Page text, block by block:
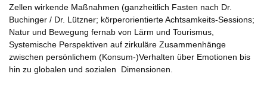
Zellen wirkende Maßnahmen (ganzheitlich Fasten nach Dr.
Buchinger / Dr. Lützner; körperorientierte Achtsamkeits-Sessions;
Natur und Bewegung fernab von Lärm und Tourismus,
Systemische Perspektiven auf zirkuläre Zusammenhänge
zwischen persönlichem (Konsum-)Verhalten über Emotionen bis
hin zu globalen und sozialen Dimensionen.